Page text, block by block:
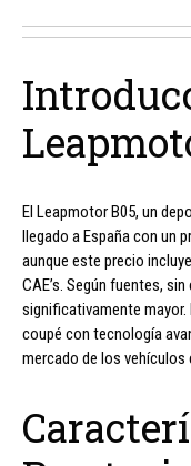
El Leapmotor B05, un
llegado a España con un
aunque este precio
CAE’s. Según fuentes,
significativamente
coupé con tecnología
mercado de los vehículos